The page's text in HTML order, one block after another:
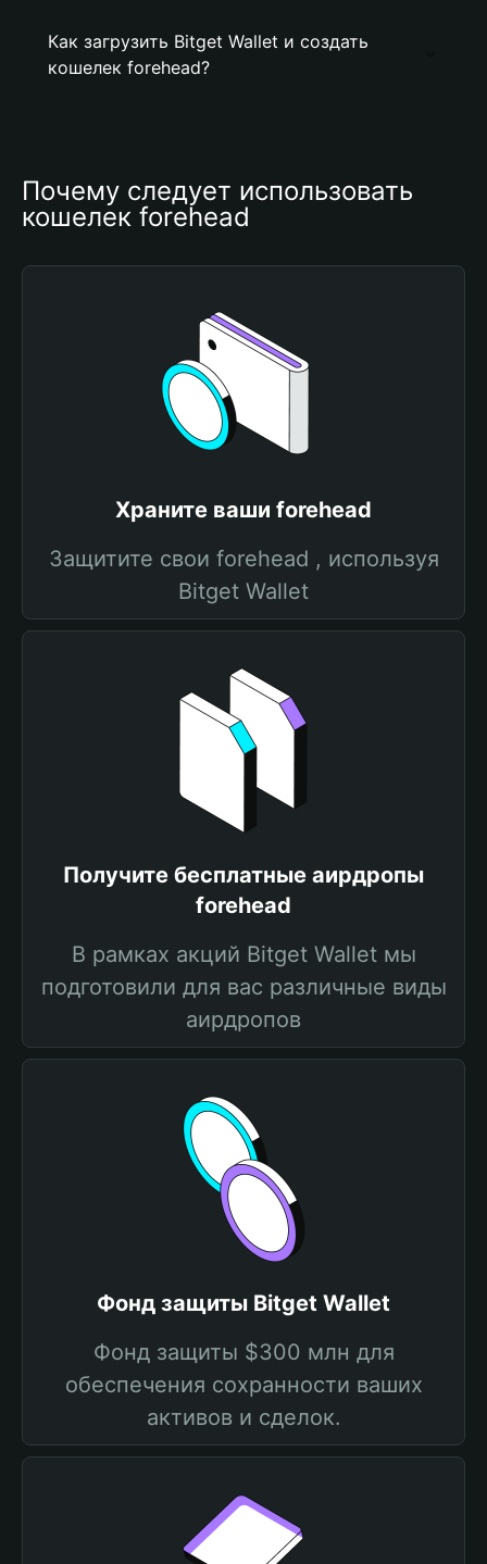
Как загрузить Bitget Wallet и создать
кошелек forehead?
Почему следует использовать
кошелек forehead
Храните ваши forehead
Защитите свои forehead , используя
Bitget Wallet
Получите бесплатные аирдропы
forehead
В рамках акций Bitget Wallet мы
подготовили для вас различные виды
аирдропов
Фонд защиты Bitget Wallet
Фонд защиты $300 млн для
обеспечения сохранности ваших
активов и сделок.